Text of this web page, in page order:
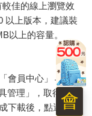
佳的線上瀏覽效
以上版本，建議裝
以上的容量。
會員中心」→「我
理」，取得通行
下載後，點選任一
會